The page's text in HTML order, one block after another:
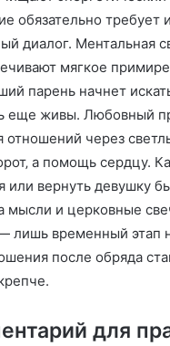
обязательно требует
диалог. Ментальная
мягкое
парень начнет
еще живы. Любовный
отношений через
а помощь сердцу.
или вернуть девушку
мысли и церковные
лишь временный этап
после обряда
для